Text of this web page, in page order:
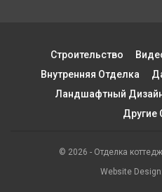
Строительство
Внутренняя Отделка
Ландшафтный
Другие
© 2026 - Отделка
Website Design: